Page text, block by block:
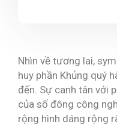
Nhìn về tương lai,
huy phần Khủng quý
đến. Sự canh tân với
của số đông công
rộng hình dáng rộng